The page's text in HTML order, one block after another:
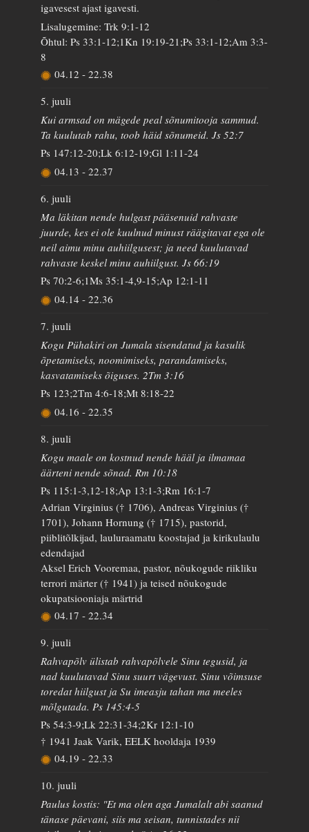
igavesest ajast igavesti.
Lisalugemine: Trk 9:1-12
Õhtul: Ps 33:1-12;1Kn 19:19-21;Ps 33:1-12;Am 3:3-
8
04.12 - 22.38
5. juuli
Kui armsad on mägede peal sõnumitooja sammud.
Ta kuulutab rahu, toob häid sõnumeid. Js 52:7
Ps 147:12-20;Lk 6:12-19;Gl 1:11-24
04.13 - 22.37
6. juuli
Ma läkitan nende hulgast pääsenuid rahvaste
juurde, kes ei ole kuulnud minust räägitavat ega ole
neil aimu minu auhiilgusest; ja need kuulutavad
rahvaste keskel minu auhiilgust. Js 66:19
Ps 70:2-6;1Ms 35:1-4,9-15;Ap 12:1-11
04.14 - 22.36
7. juuli
Kogu Pühakiri on Jumala sisendatud ja kasulik
õpetamiseks, noomimiseks, parandamiseks,
kasvatamiseks õiguses. 2Tm 3:16
Ps 123;2Tm 4:6-18;Mt 8:18-22
04.16 - 22.35
8. juuli
Kogu maale on kostnud nende hääl ja ilmamaa
äärteni nende sõnad. Rm 10:18
Ps 115:1-3,12-18;Ap 13:1-3;Rm 16:1-7
Adrian Virginius († 1706), Andreas Virginius (†
1701), Johann Hornung († 1715), pastorid,
piiblitõlkijad, lauluraamatu koostajad ja kirikulaulu
edendajad
Aksel Erich Vooremaa, pastor, nõukogude riikliku
terrori märter († 1941) ja teised nõukogude
okupatsiooniaja märtrid
04.17 - 22.34
9. juuli
Rahvapõlv ülistab rahvapõlvele Sinu tegusid, ja
nad kuulutavad Sinu suurt vägevust. Sinu võimsuse
toredat hiilgust ja Su imeasju tahan ma meeles
mõlgutada. Ps 145:4-5
Ps 54:3-9;Lk 22:31-34;2Kr 12:1-10
† 1941 Jaak Varik, EELK hooldaja 1939
04.19 - 22.33
10. juuli
Paulus kostis: "Et ma olen aga Jumalalt abi saanud
tänase päevani, siis ma seisan, tunnistades nii